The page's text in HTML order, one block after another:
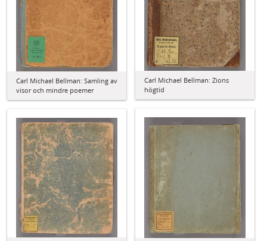
Carl Michael Bellman: Zions
högtid
Carl Michael Bellman: Samling av
visor och mindre poemer